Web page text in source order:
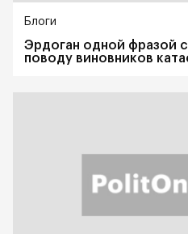
Блоги
Эрдоган одной фразой
поводу виновников